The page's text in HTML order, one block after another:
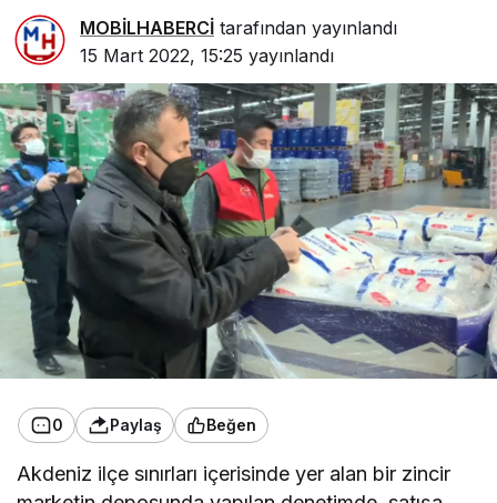
MOBİLHABERCİ tarafından yayınlandı
15 Mart 2022, 15:25 yayınlandı
0 Paylaş Beğen
Akdeniz ilçe sınırları içerisinde yer alan bir zincir